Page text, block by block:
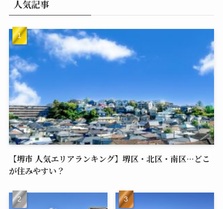
人気記事
【堺市 人気エリアランキング】堺区・北区・南区…どこ
が住みやすい？